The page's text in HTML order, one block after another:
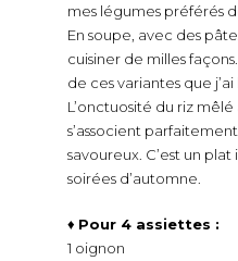
mes légumes préférés
En soupe, avec des
cuisiner de milles
de ces variantes que
L’onctuosité du riz
s’associent
savoureux. C’est un
soirées d’automne.
♦ Pour 4 assiettes :
1 oignon